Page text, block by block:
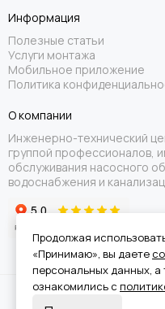
Информация
Полезные статьи
Услуги монтажа
Мобильное приложение
Политика
О компании
Инженерно-технический
группой профессионалов,
обслуживания насосного
водоснабжения и
Продолжая
«Принимаю», вы даете
персональных данных, а
ознакомились с